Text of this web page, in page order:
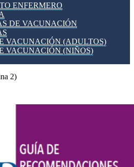
ENFERMERO
DE VACUNACIÓN
VACUNACIÓN (ADULTOS)
VACUNACIÓN (NIÑOS)
2)